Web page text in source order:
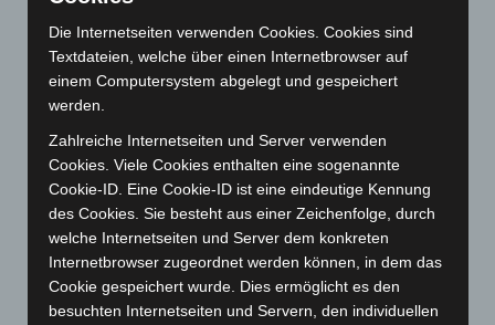
April 2026(99)
März 2026(115)
Februar 2026
Januar 2026 (122)
Dezember 2025
(103)
November 2025(114)
Oktober 2025(112)
September 2025(93)
August 2025 (90)
Die Internetseiten verwenden Cookies. Cookies sind
Textdateien, welche über einen Internetbrowser auf
einem Computersystem abgelegt und gespeichert
werden.
Zahlreiche Internetseiten und Server verwenden
Cookies. Viele Cookies enthalten eine sogenannte
Cookie-ID. Eine Cookie-ID ist eine eindeutige Kennung
des Cookies. Sie besteht aus einer Zeichenfolge, durch
welche Internetseiten und Server dem konkreten
Internetbrowser zugeordnet werden können, in dem das
Cookie gespeichert wurde. Dies ermöglicht es den
besuchten Internetseiten und Servern, den individuellen